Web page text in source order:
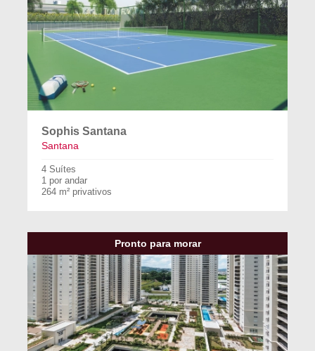
Sophis Santana
Santana
4 Suítes
1 por andar
264 m² privativos
Pronto para morar